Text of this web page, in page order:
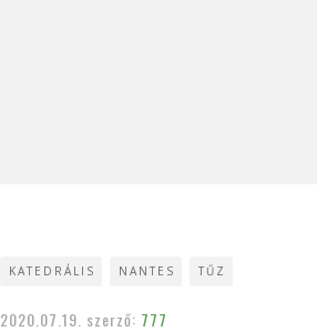
KATEDRÁLIS NANTES TŰZ
2020.07.19. szerző: 777